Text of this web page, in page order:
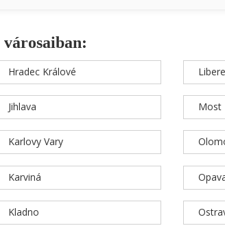
városaiban:
Hradec Králové
Jihlava
Karlovy Vary
Karviná
Kladno
Most